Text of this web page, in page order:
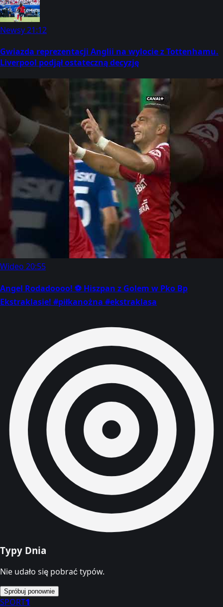
Newsy21:12
Gwiazda reprezentacji Anglii na wylocie z Tottenhamu.
Liverpool podjął ostateczną decyzję
Wideo 20:55
Angel Rodadoooo! ⚽ Hiszpan z Golem w Pko Bp
Ekstraklasie! #piłkanożna #ekstraklasa
Typy Dnia
Nie udało się pobrać typów.
Spróbuj ponownie
SPORT1